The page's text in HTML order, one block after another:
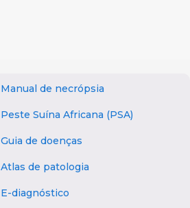
Manual de necrópsia
Peste Suína Africana (PSA)
Guia de doenças
Atlas de patologia
E-diagnóstico